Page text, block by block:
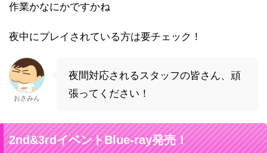
作業かなにかですかね
夜中にプレイされている方は要チェック！
おさみん
夜間対応されるスタッフの皆さん、頑
張ってください！
2nd&3rdイベントBlue-ray発売！